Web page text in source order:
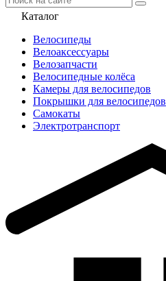
Каталог
Велосипеды
Велоаксессуары
Велозапчасти
Велосипедные колёса
Камеры для велосипедов
Покрышки для велосипедов
Самокаты
Электротранспорт